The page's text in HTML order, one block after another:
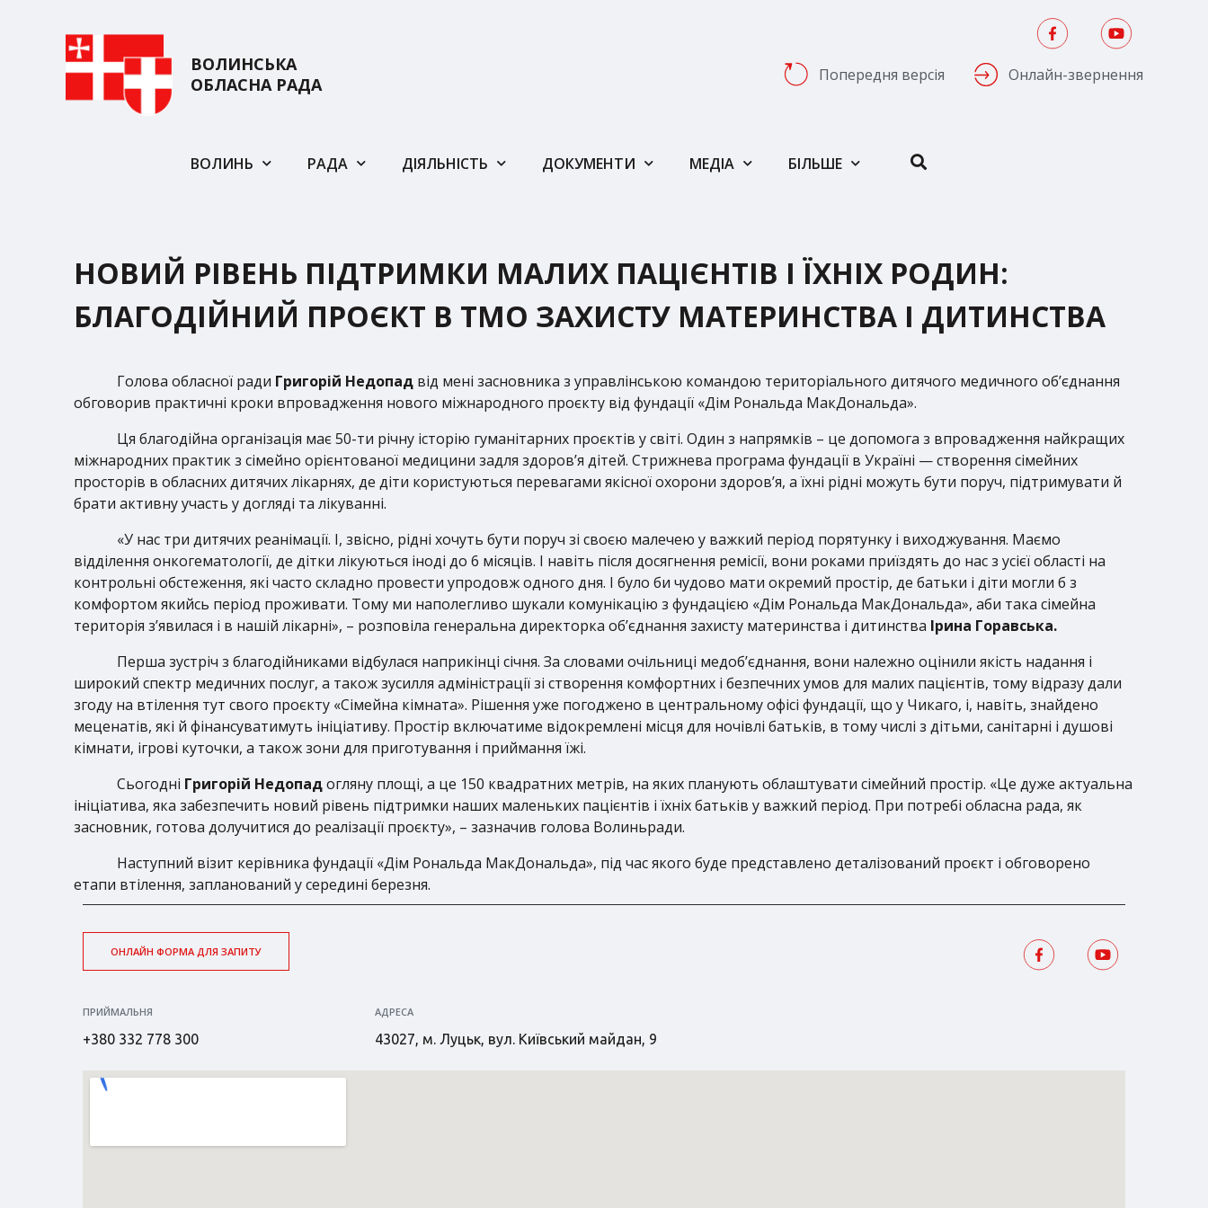
ВОЛИНСЬКА
ОБЛАСНА РАДА
Попередня версія Онлайн-звернення
ВОЛИНЬ РАДА ДІЯЛЬНІСТЬ ДОКУМЕНТИ МЕДІА БІЛЬШЕ
НОВИЙ РІВЕНЬ ПІДТРИМКИ МАЛИХ ПАЦІЄНТІВ І ЇХНІХ РОДИН:
БЛАГОДІЙНИЙ ПРОЄКТ В ТМО ЗАХИСТУ МАТЕРИНСТВА І ДИТИНСТВА
Голова обласної ради Григорій Недопад від мені засновника з управлінською командою територіального дитячого медичного об’єднання
обговорив практичні кроки впровадження нового міжнародного проєкту від фундації «Дім Рональда МакДональда».
Ця благодійна організація має 50-ти річну історію гуманітарних проєктів у світі. Один з напрямків – це допомога з впровадження найкращих
міжнародних практик з сімейно орієнтованої медицини задля здоров’я дітей. Стрижнева програма фундації в Україні — створення сімейних
просторів в обласних дитячих лікарнях, де діти користуються перевагами якісної охорони здоров’я, а їхні рідні можуть бути поруч, підтримувати й
брати активну участь у догляді та лікуванні.
«У нас три дитячих реанімації. І, звісно, рідні хочуть бути поруч зі своєю малечею у важкий період порятунку і виходжування. Маємо
відділення онкогематології, де дітки лікуються іноді до 6 місяців. І навіть після досягнення ремісії, вони роками приїздять до нас з усієї області на
контрольні обстеження, які часто складно провести упродовж одного дня. І було би чудово мати окремий простір, де батьки і діти могли б з
комфортом якийсь період проживати. Тому ми наполегливо шукали комунікацію з фундацією «Дім Рональда МакДональда», аби така сімейна
територія з’явилася і в нашій лікарні», – розповіла генеральна директорка об’єднання захисту материнства і дитинства Ірина Горавська.
Перша зустріч з благодійниками відбулася наприкінці січня. За словами очільниці медоб’єднання, вони належно оцінили якість надання і
широкий спектр медичних послуг, а також зусилля адміністрації зі створення комфортних і безпечних умов для малих пацієнтів, тому відразу дали
згоду на втілення тут свого проєкту «Сімейна кімната». Рішення уже погоджено в центральному офісі фундації, що у Чикаго, і, навіть, знайдено
меценатів, які й фінансуватимуть ініціативу. Простір включатиме відокремлені місця для ночівлі батьків, в тому числі з дітьми, санітарні і душові
кімнати, ігрові куточки, а також зони для приготування і приймання їжі.
Сьогодні Григорій Недопадогляну площі, а це 150 квадратних метрів, на яких планують облаштувати сімейний простір. «Це дуже актуальна
ініціатива, яка забезпечить новий рівень підтримки наших маленьких пацієнтів і їхніх батьків у важкий період. При потребі обласна рада, як
засновник, готова долучитися до реалізації проєкту», – зазначив голова Волиньради.
Наступний візит керівника фундації «Дім Рональда МакДональда», під час якого буде представлено деталізований проєкт і обговорено
етапи втілення, запланований у середині березня.
ОНЛАЙН ФОРМА ДЛЯ ЗАПИТУ
ПРИЙМАЛЬНЯ
+380 332 778 300
АДРЕСА
43027, м. Луцьк, вул. Київський майдан, 9